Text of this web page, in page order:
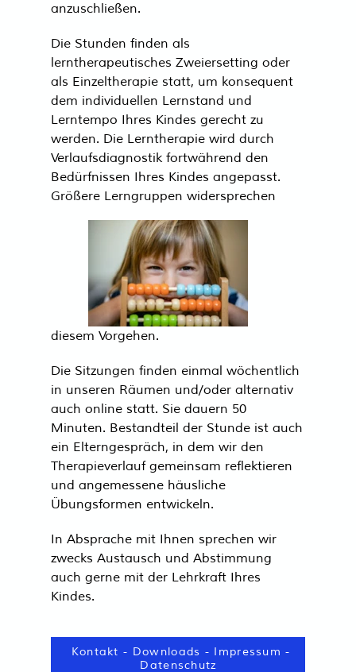
Kontakt - Downloads - Impressum -
Datenschutz
anzuschließen.
‍Die Stunden finden als
lerntherapeutisches Zweiersetting oder
als Einzeltherapie statt, um konsequent
dem individuellen Lernstand und
Lerntempo Ihres Kindes gerecht zu
werden. Die Lerntherapie wird durch
Verlaufsdiagnostik fortwährend den
Bedürfnissen Ihres Kindes angepasst.
Größere Lerngruppen widersprechen
diesem Vorgehen.
‍Die Sitzungen finden einmal wöchentlich
in unseren Räumen und/oder alternativ
auch online statt. Sie dauern 50
Minuten. Bestandteil der Stunde ist auch
ein Elterngespräch, in dem wir den
Therapieverlauf gemeinsam reflektieren
und angemessene häusliche
Übungsformen entwickeln.
‍In Absprache mit Ihnen sprechen wir
zwecks Austausch und Abstimmung
auch gerne mit der Lehrkraft Ihres
Kindes.